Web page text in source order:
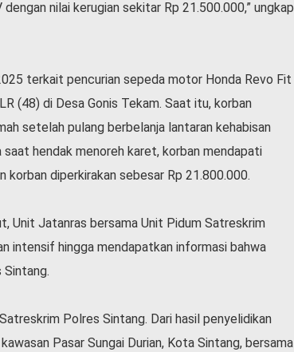
nilai kerugian sekitar Rp 21.500.000,” ungkap
terkait pencurian sepeda motor Honda Revo Fit
(48) di Desa Gonis Tekam. Saat itu, korban
setelah pulang berbelanja lantaran kehabisan
saat hendak menoreh karet, korban mendapati
korban diperkirakan sebesar Rp 21.800.000.
Unit Jatanras bersama Unit Pidum Satreskrim
intensif hingga mendapatkan informasi bahwa
Sintang.
Polres Sintang. Dari hasil penyelidikan
Pasar Sungai Durian, Kota Sintang, bersama